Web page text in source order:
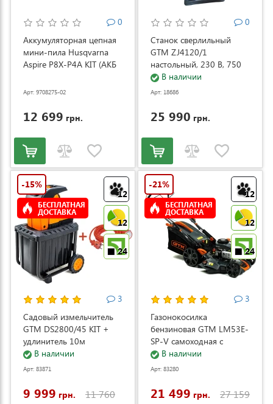
0
Аккумуляторная цепная
мини-пила Husqvarna
Aspire P8X-P4A KIT (АКБ
Арт: 9708275-02
12 699 грн.
0
Станок сверлильный
GTM ZJ4120/1
настольный, 230 В, 750
Вт (ZJ4120/1)
В наличии
Арт: 18686
25 990 грн.
12
12
24
-15%
БЕСПЛАТНАЯ
ДОСТАВКА
3
Садовый измельчитель
GTM DS2800/45 KIT +
удлинитель 10м
(DS2800/45_KIT+ext.cord)
В наличии
Арт: 83871
9 999 грн. 11 760
12
12
24
-21%
БЕСПЛАТНАЯ
ДОСТАВКА
3
Газонокосилка
бензиновая GTM LM53E-
SP-V самоходная с
электростартером и
регулировкой скорости
В наличии
Арт: 83280
21 499 грн. 27 159